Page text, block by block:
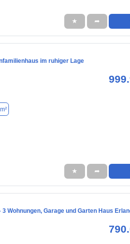
★ ➦
im ruhiger Lage
★ ➦
Wohnungen, Garage und Garten Haus